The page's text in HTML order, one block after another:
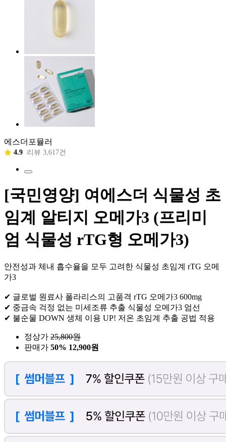
에스더포뮬러
4.9 리뷰 3,617건
[국민영양] 여에스더 식물성 초
임계 알티지 오메가3 (프리미
엄 식물성 rTG형 오메가3)
안전성과 체내 흡수율을 모두 고려한 식물성 초임계 rTG 오메
가3
✔ 글로벌 원료사 폴라리스의 고품격 rTG 오메가3 600mg
✔ 중금속 걱정 없는 미세조류 추출 식물성 오메가3 엄선
✔ 불순물 DOWN 생체 이용 UP! 저온 초임계 추출 공법 적용
정상가 25,800원
판매가 50% 12,900원